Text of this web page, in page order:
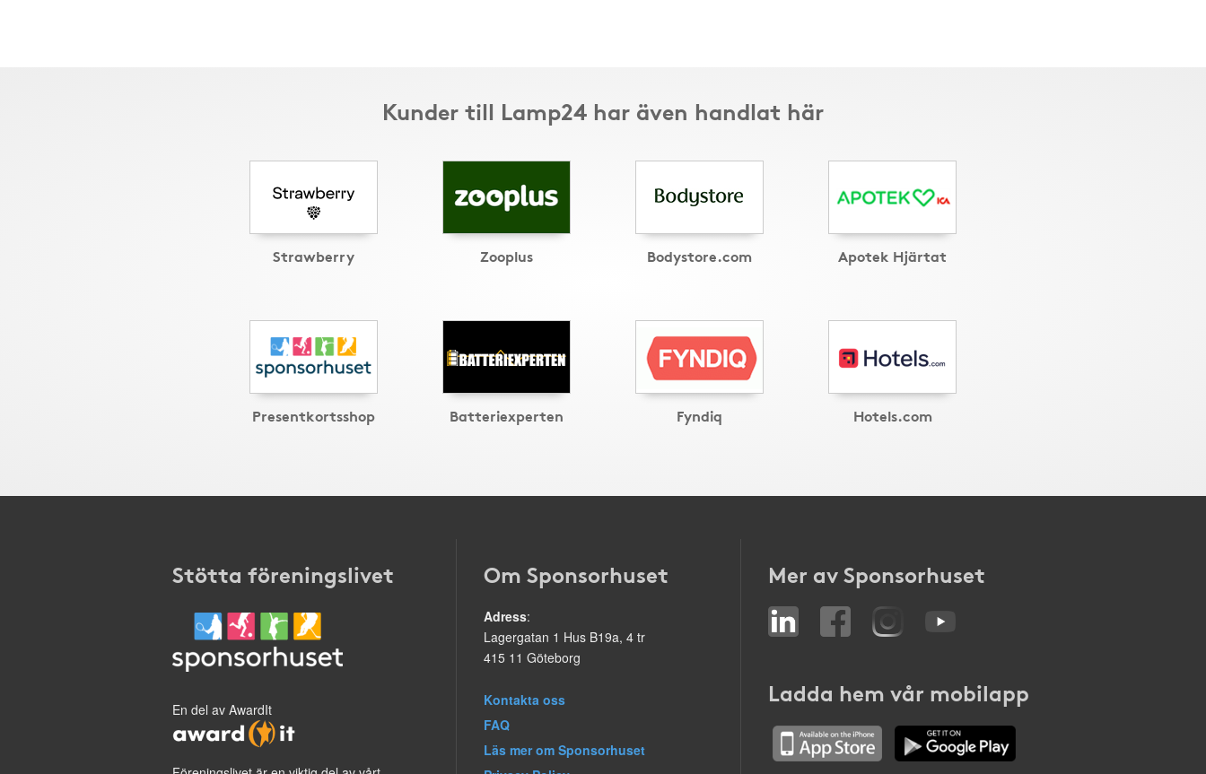
Kunder till Lamp24 har även handlat här
Strawberry Zooplus Bodystore.com Apotek Hjärtat
Presentkortsshop Batteriexperten Fyndiq Hotels.com
Stötta föreningslivet
En del av AwardIt
Om Sponsorhuset
Adress:
Lagergatan 1 Hus B19a, 4 tr
415 11 Göteborg
Kontakta oss
FAQ
Läs mer om Sponsorhuset
Mer av Sponsorhuset
Ladda hem vår mobilapp